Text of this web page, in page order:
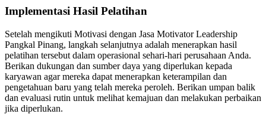
Implementasi Hasil Pelatihan
Setelah mengikuti Motivasi dengan Jasa Motivator Leadership
Pangkal Pinang, langkah selanjutnya adalah menerapkan hasil
pelatihan tersebut dalam operasional sehari-hari perusahaan Anda.
Berikan dukungan dan sumber daya yang diperlukan kepada
karyawan agar mereka dapat menerapkan keterampilan dan
pengetahuan baru yang telah mereka peroleh. Berikan umpan balik
dan evaluasi rutin untuk melihat kemajuan dan melakukan perbaikan
jika diperlukan.